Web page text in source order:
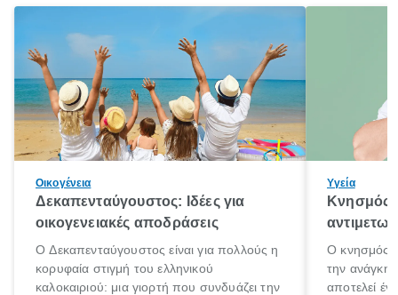
Οικογένεια
Δεκαπενταύγουστος: Ιδέες για
οικογενειακές αποδράσεις
Ο Δεκαπενταύγουστος είναι για πολλούς η
κορυφαία στιγμή του ελληνικού
καλοκαιριού: μια γιορτή που συνδυάζει την
Υγεία
Κνησμός:
Ο κνησμός
την ανάγκη
αποτελεί